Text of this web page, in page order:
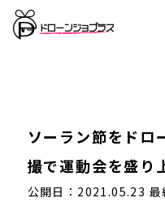
ソーラン節をドロ
撮で運動会を盛り
公開日：2021.05.23